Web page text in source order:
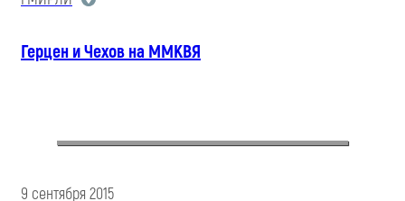
Герцен и Чехов на ММКВЯ
9 сентября 2015